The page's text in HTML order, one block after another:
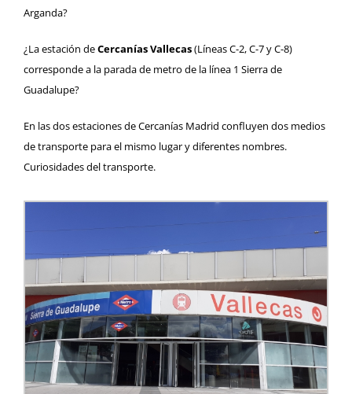
Arganda?
¿La estación deCercanías Vallecas(Líneas C-2, C-7 y C-8)
corresponde a la parada de metro de la línea 1 Sierra de
Guadalupe?
En las dos estaciones de Cercanías Madrid confluyen dos medios
de transporte para el mismo lugar y diferentes nombres.
Curiosidades del transporte.